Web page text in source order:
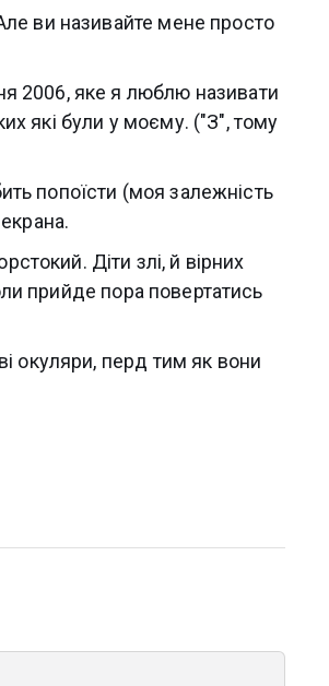
ви називайте мене просто
2006, яке я люблю називати
які були у моєму. ("З", тому
попоїсти (моя залежність
Діти злі, й вірних
прийде пора повертатись
окуляри, перд тим як вони